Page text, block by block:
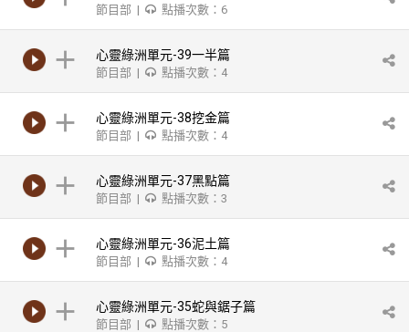
節目部 | 點播次數：6
心靈綠洲單元-39一半篇
節目部 | 點播次數：4
心靈綠洲單元-38挖金篇
節目部 | 點播次數：4
心靈綠洲單元-37黑點篇
節目部 | 點播次數：3
心靈綠洲單元-36泥土篇
節目部 | 點播次數：4
心靈綠洲單元-35蛇與鋸子篇
節目部 | 點播次數：5